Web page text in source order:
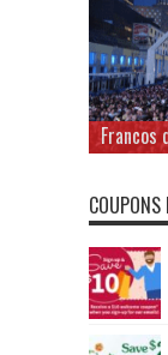
Francos